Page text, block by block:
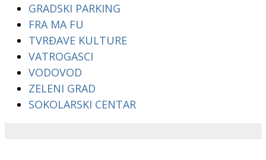
GRADSKI PARKING
FRA MA FU
TVRĐAVE KULTURE
VATROGASCI
VODOVOD
ZELENI GRAD
SOKOLARSKI CENTAR